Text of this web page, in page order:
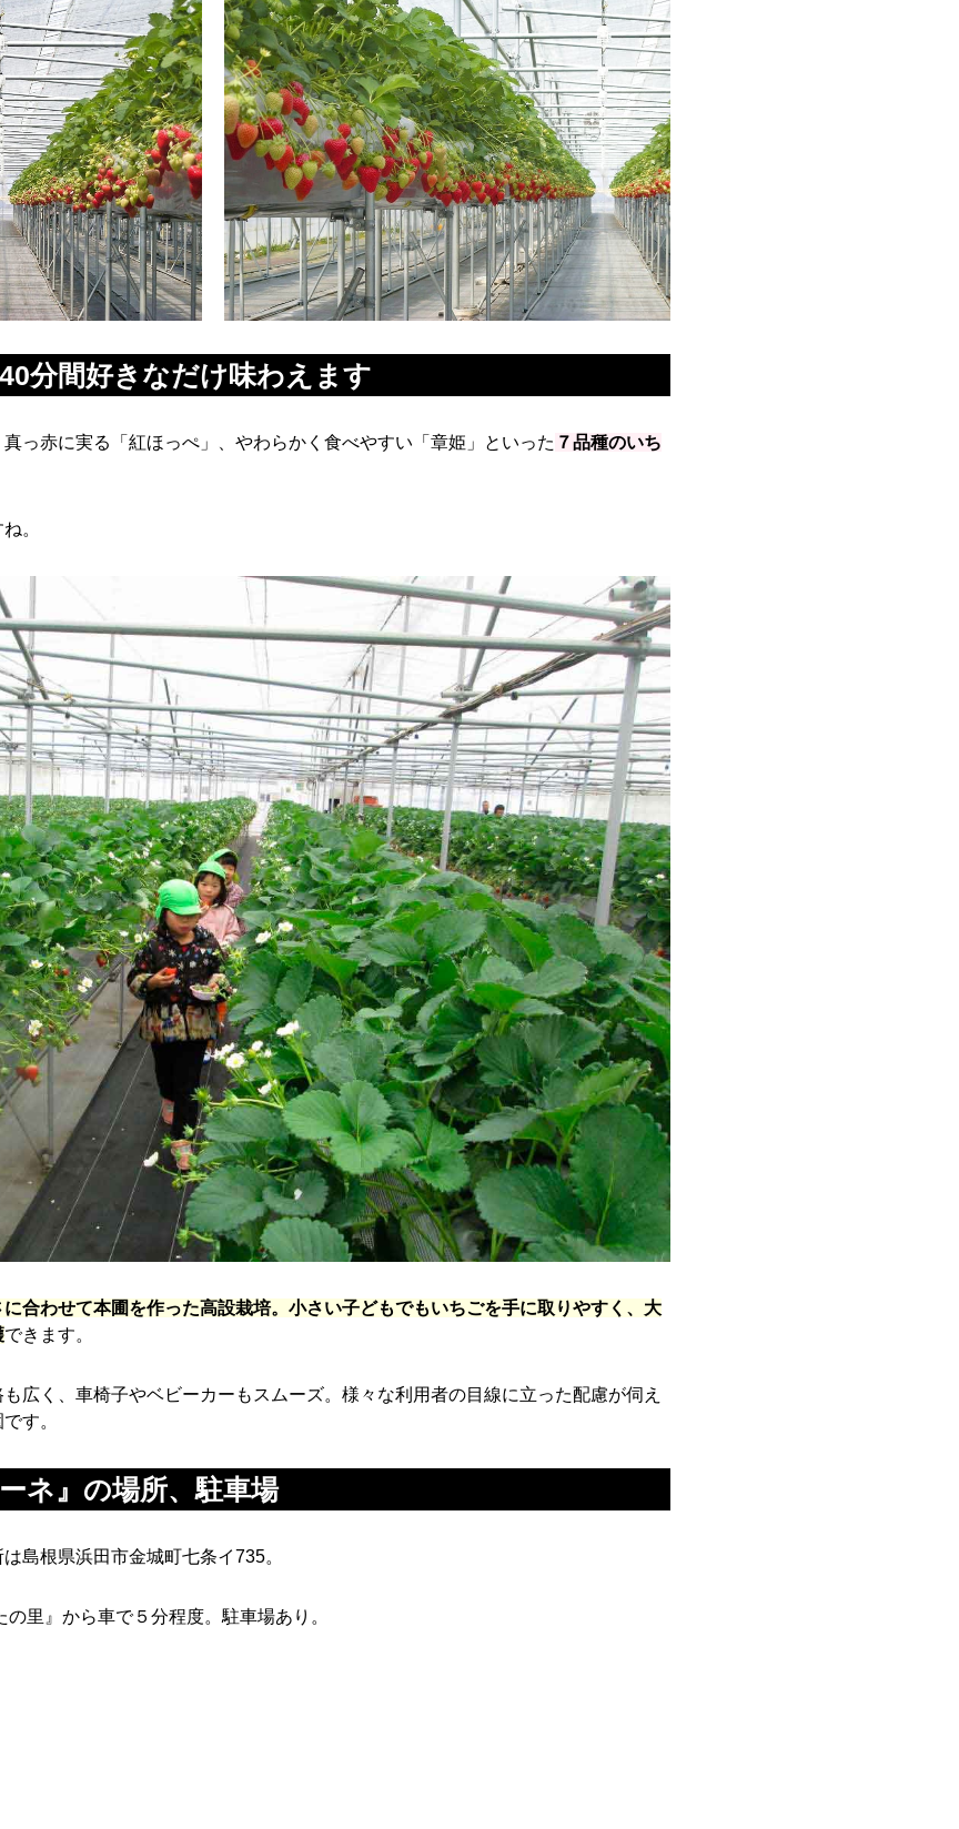
分間好きなだけ味わえます
真っ赤に実る「紅ほっぺ」、やわらかく食べやすい「章姫」といった ７品種のいち
。
合わせて本圃を作った高設栽培。小さい子どもでもいちごを手に取りやすく、大
できます。
広く、車椅子やベビーカーもスムーズ。様々な利用者の目線に立った配慮が伺え
す。
ネ』の場所、駐車場
島根県浜田市金城町七条イ735。
の里』から車で５分程度。駐車場あり。